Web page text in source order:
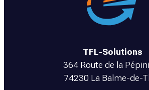
TFL-Solutions
364 Route de la
74230 La Balme-de-